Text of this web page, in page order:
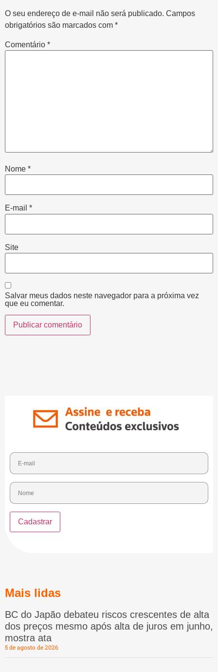
O seu endereço de e-mail não será publicado. Campos
obrigatórios são marcados com *
Comentário *
Nome *
E-mail *
Site
Salvar meus dados neste navegador para a próxima vez
que eu comentar.
Mais lidas
BC do Japão debateu riscos crescentes de alta
dos preços mesmo após alta de juros em junho,
mostra ata
5 de agosto de 2026